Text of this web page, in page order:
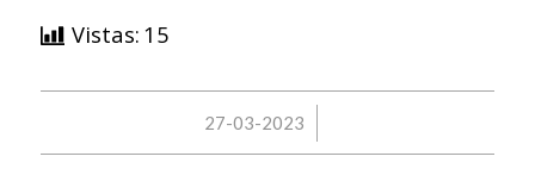
Vistas: 15
27-03-2023
/